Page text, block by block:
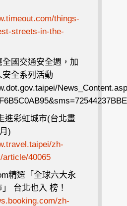
things-
streets-in-the-
全國交通安全週，加
全系列活動
進彩虹城市(台北畫
月 )
zh-
40065
精選「全球六大永
台北也入 榜！
zh-